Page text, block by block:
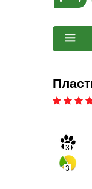
3
3